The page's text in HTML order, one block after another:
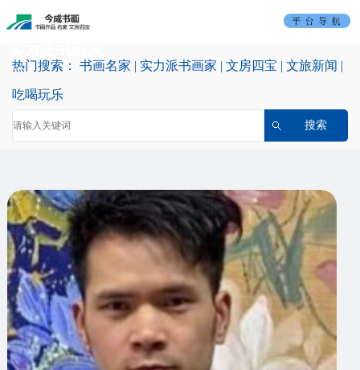
画
实
书
画
家
四
宝
喝
玩
乐
文
旅
新
闻
平
台
介
绍
联
系
我
热门搜索： 书画名家 | 实力派书画家 | 文房四宝 | 文旅新闻 |
吃喝玩乐